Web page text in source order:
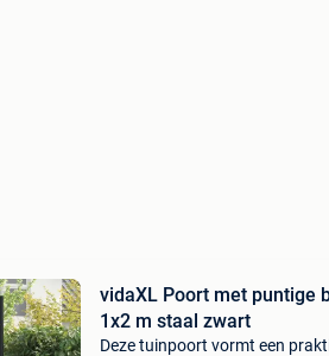
vidaXL Poort met puntige
1x2 m staal zwart
Deze tuinpoort vormt een